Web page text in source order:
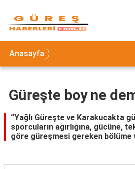
Anasayfa
Güreşte boy ne
“Yağlı Güreşte ve Karakucakta
sporcuların ağırlığına, gücüne,
göre güreşmesi gereken bölüme